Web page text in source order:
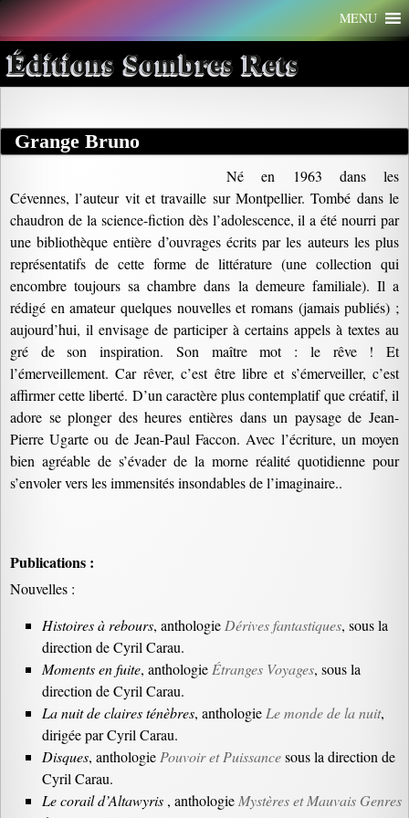
Aller
au
contenu
MENU
Éditions Sombres Rets
Grange Bruno
Né en 1963 dans les
Cévennes, l’auteur vit et travaille sur Montpellier. Tombé dans le
chaudron de la science-fiction dès l’adolescence, il a été nourri par
une bibliothèque entière d’ouvrages écrits par les auteurs les plus
représentatifs de cette forme de littérature (une collection qui
encombre toujours sa chambre dans la demeure familiale). Il a
rédigé en amateur quelques nouvelles et romans (jamais publiés) ;
aujourd’hui, il envisage de participer à certains appels à textes au
gré de son inspiration. Son maître mot : le rêve ! Et
l’émerveillement. Car rêver, c’est être libre et s’émerveiller, c’est
affirmer cette liberté. D’un caractère plus contemplatif que créatif, il
adore se plonger des heures entières dans un paysage de Jean-
Pierre Ugarte ou de Jean-Paul Faccon. Avec l’écriture, un moyen
bien agréable de s’évader de la morne réalité quotidienne pour
s’envoler vers les immensités insondables de l’imaginaire..
Publications :
Nouvelles :
Histoires à rebours, anthologie Dérives fantastiques, sous la
direction de Cyril Carau.
Moments en fuite, anthologie Étranges Voyages, sous la
direction de Cyril Carau.
La nuit de claires ténèbres, anthologie Le monde de la nuit,
dirigée par Cyril Carau.
Disques, anthologie Pouvoir et Puissancesous la direction de
Cyril Carau.
Le corail d’Altawyris , anthologie Mystères et Mauvais Genres